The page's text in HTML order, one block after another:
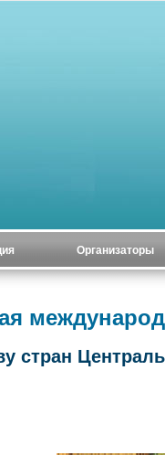
Организаторы
стран